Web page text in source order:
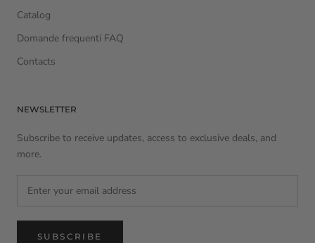
Catalog
Domande frequenti FAQ
Contacts
NEWSLETTER
Subscribe to receive updates, access to exclusive deals, and
more.
SUBSCRIBE